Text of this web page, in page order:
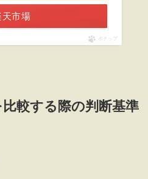
天市場
ポチップ
較する際の判断基準